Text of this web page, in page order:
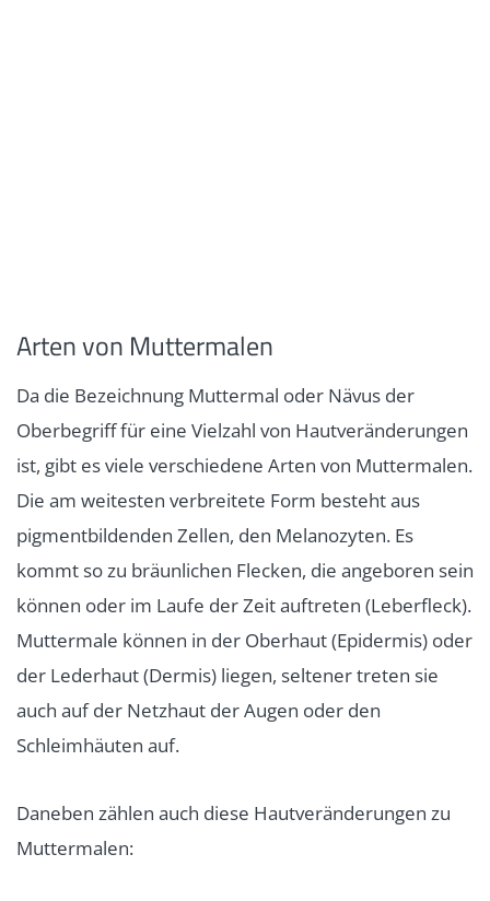
Arten von Muttermalen
Da die Bezeichnung Muttermal oder Nävus der
Oberbegriff für eine Vielzahl von Hautveränderungen
ist, gibt es viele verschiedene Arten von Muttermalen.
Die am weitesten verbreitete Form besteht aus
pigmentbildenden Zellen, den Melanozyten. Es
kommt so zu bräunlichen Flecken, die angeboren sein
können oder im Laufe der Zeit auftreten (Leberfleck).
Muttermale können in der Oberhaut (Epidermis) oder
der Lederhaut (Dermis) liegen, seltener treten sie
auch auf der Netzhaut der Augen oder den
Schleimhäuten auf.
Daneben zählen auch diese Hautveränderungen zu
Muttermalen: